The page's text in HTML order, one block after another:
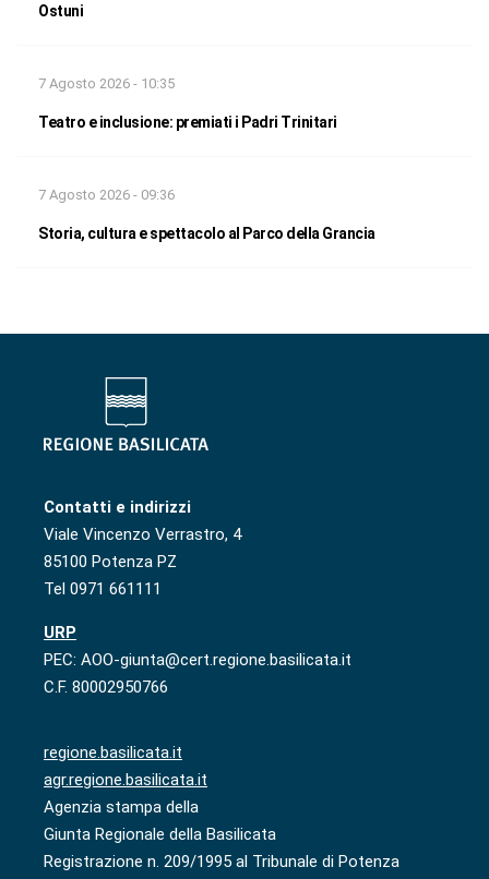
Ostuni
7 Agosto 2026 - 10:35
Teatro e inclusione: premiati i Padri Trinitari
7 Agosto 2026 - 09:36
Storia, cultura e spettacolo al Parco della Grancia
Contatti e indirizzi
Viale Vincenzo Verrastro, 4
85100 Potenza PZ
Tel 0971 661111
URP
PEC: AOO-giunta@cert.regione.basilicata.it
C.F. 80002950766
regione.basilicata.it
agr.regione.basilicata.it
Agenzia stampa della
Giunta Regionale della Basilicata
Registrazione n. 209/1995 al Tribunale di Potenza